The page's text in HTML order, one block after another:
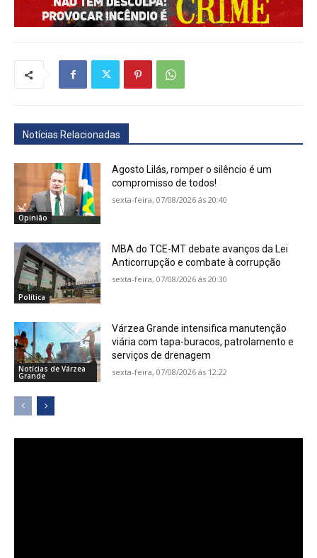
Notícias Relacionadas
Opinião
Agosto Lilás, romper o silêncio é um
compromisso de todos!
sexta-feira, 07/08/2026 ás 20:40
Política
MBA do TCE-MT debate avanços da Lei
Anticorrupção e combate à corrupção
sexta-feira, 07/08/2026 ás 20:30
Notícias de Várzea
Grande
Várzea Grande intensifica manutenção
viária com tapa-buracos, patrolamento e
serviços de drenagem
sexta-feira, 07/08/2026 ás 12:22